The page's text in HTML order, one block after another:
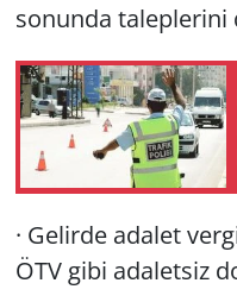
sonunda taleplerini
· Gelirde adalet
ÖTV gibi adaletsiz